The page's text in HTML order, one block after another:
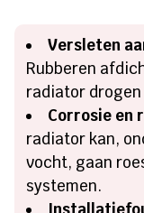
Versleten
Rubberen
radiator
Corrosie en
radiator kan,
vocht, gaan
systemen.